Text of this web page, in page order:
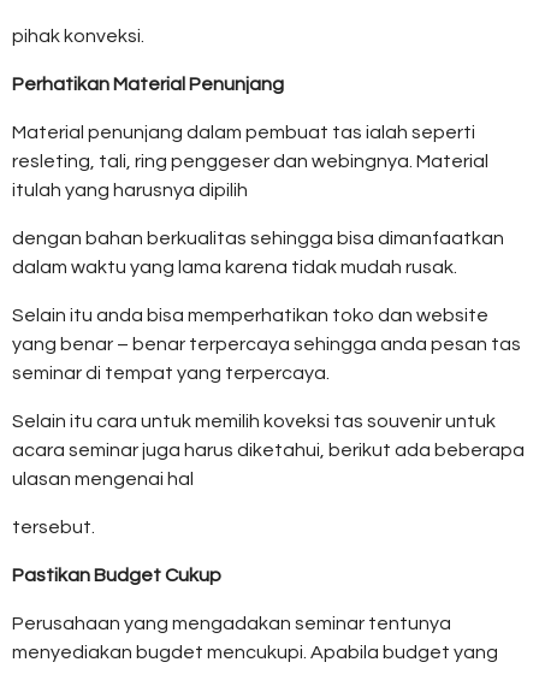
pihak konveksi.
Perhatikan Material Penunjang
Material penunjang dalam pembuat tas ialah seperti
resleting, tali, ring penggeser dan webingnya. Material
itulah yang harusnya dipilih
dengan bahan berkualitas sehingga bisa dimanfaatkan
dalam waktu yang lama karena tidak mudah rusak.
Selain itu anda bisa memperhatikan toko dan website
yang benar – benar terpercaya sehingga anda pesan tas
seminar di tempat yang terpercaya.
Selain itu cara untuk memilih koveksi tas souvenir untuk
acara seminar juga harus diketahui, berikut ada beberapa
ulasan mengenai hal
tersebut.
Pastikan Budget Cukup
Perusahaan yang mengadakan seminar tentunya
menyediakan bugdet mencukupi. Apabila budget yang